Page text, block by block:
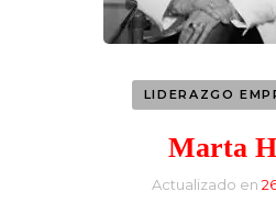
LIDERAZGO
Marta
Actualizado en